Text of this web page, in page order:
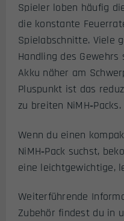
Spieler loben häufig
die konstante
Spielabschnitte. Viele
Handling des
Akku näher am
Pluspunkt ist das
zu breiten NiMH‑Packs.
Wenn du einen
NiMH‑Pack suchst,
eine leichtgewichtige,
Weiterführende
Zubehör findest du in